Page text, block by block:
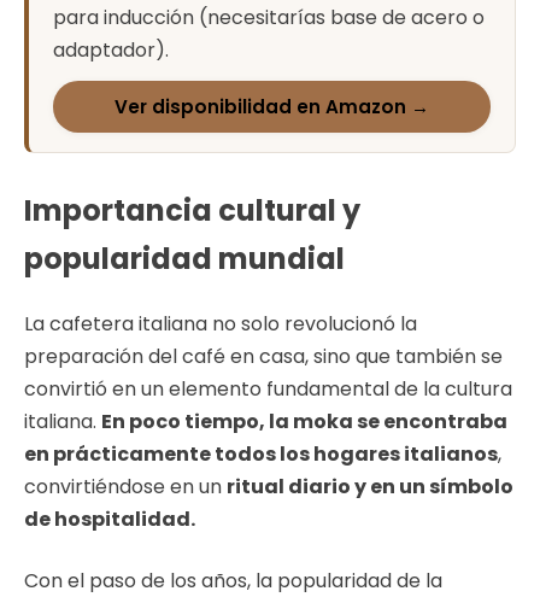
para inducción (necesitarías base de acero o
adaptador).
Ver disponibilidad en Amazon →
Importancia cultural y
popularidad mundial
La cafetera italiana no solo revolucionó la
preparación del café en casa, sino que también se
convirtió en un elemento fundamental de la cultura
italiana. En poco tiempo, la moka se encontraba
en prácticamente todos los hogares italianos,
convirtiéndose en un ritual diario y en un símbolo
de hospitalidad.
Con el paso de los años, la popularidad de la